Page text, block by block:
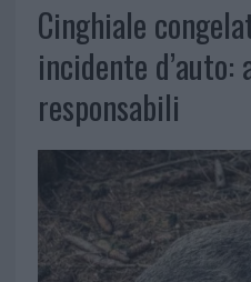
Cinghiale
incidente d’auto:
responsabili